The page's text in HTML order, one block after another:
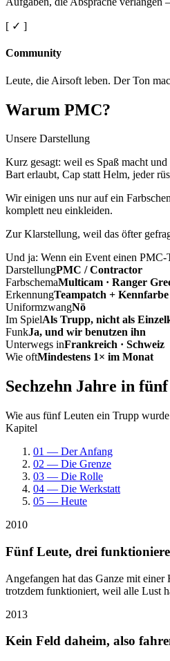
[ ✓ ]
Community
Leute, die Airsoft leben. Der Ton
Warum PMC?
Unsere Darstellung
Kurz gesagt: weil es Spaß macht
Bart erlaubt, Cap statt Helm, jeder
Wir einigen uns nur auf ein
komplett neu einkleiden.
Zur Klarstellung, weil das öfter
Und ja: Wenn ein Event einen
DarstellungPMC / Contractor
FarbschemaMulticam · Ranger
ErkennungTeampatch + Kennfarbe
UniformzwangNö
Im SpielAls Trupp, nicht als
FunkJa, und wir benutzen ihn
Unterwegs inFrankreich · Schweiz
Wie oftMindestens 1× im Monat
Sechzehn Jahre in
Wie aus fünf Leuten ein Trupp wurde
Kapitel
01 — Der Anfang
02 — Die Grenze
03 — Die Rolle
04 — Die Werkstatt
05 — Heute
2010
Fünf Leute, drei
Angefangen hat das Ganze mit
trotzdem funktioniert, weil alle Lust
2013
Kein Feld daheim, also